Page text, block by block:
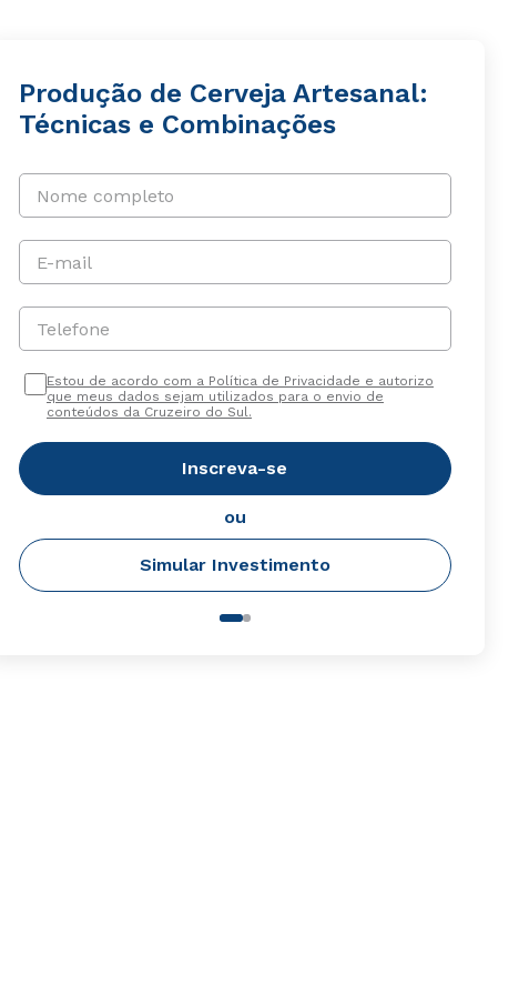
Produção de Cerveja Artesanal:
Técnicas e Combinações
Nome completo
E-mail
Telefone
Estou de acordo com a Política de Privacidade e autorizo
que meus dados sejam utilizados para o envio de
conteúdos da Cruzeiro do Sul.
Inscreva-se
ou
Simular Investimento